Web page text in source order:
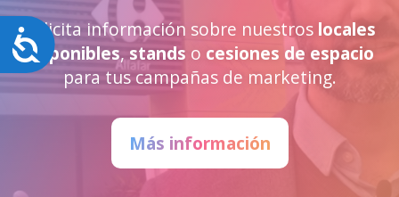
Accesibilidad
Solicita información sobre nuestros locales
disponibles, stands o cesiones de espacio
para tus campañas de marketing.
Más información